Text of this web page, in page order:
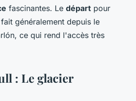
fascinantes. Le départ pour
généralement depuis le
ce qui rend l'accès très
: Le glacier